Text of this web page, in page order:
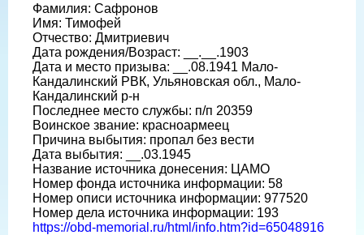
Фамилия: Сафронов
Имя: Тимофей
Отчество: Дмитриевич
Дата рождения/Возраст: __.__.1903
Дата и место призыва: __.08.1941 Мало-
Кандалинский РВК, Ульяновская обл., Мало-
Кандалинский р-н
Последнее место службы: п/п 20359
Воинское звание: красноармеец
Причина выбытия: пропал без вести
Дата выбытия: __.03.1945
Название источника донесения: ЦАМО
Номер фонда источника информации: 58
Номер описи источника информации: 977520
Номер дела источника информации: 193
https://obd-memorial.ru/html/info.htm?id=65048916